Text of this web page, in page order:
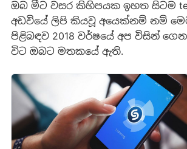
ඔබ මීට වසර කිහිපයක ඉහත සිටම
අඩවියේ ලිපි කියවූ අයෙක්නම් නම්
පිළිබඳව 2018 වර්ෂයේ අප විසින්
විට ඔබට මතකයේ ඇති.